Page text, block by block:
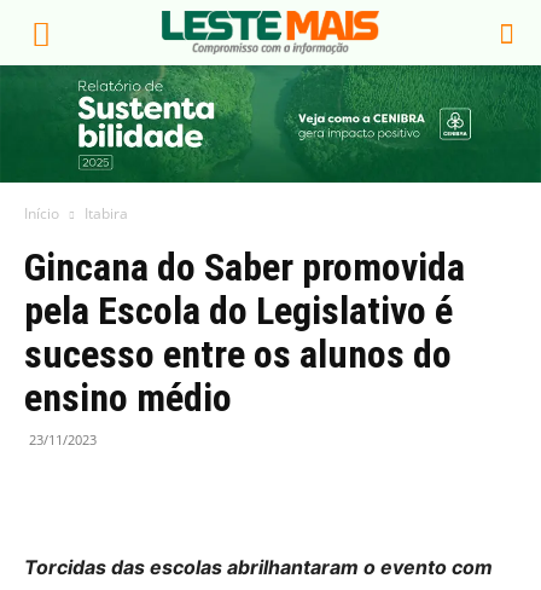
Início Itabira
Gincana do Saber promovida
pela Escola do Legislativo é
sucesso entre os alunos do
ensino médio
23/11/2023
Torcidas das escolas abrilhantaram o evento com